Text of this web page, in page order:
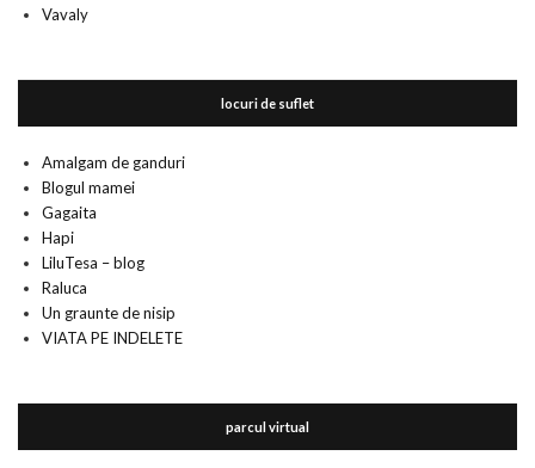
Vavaly
locuri de suflet
Amalgam de ganduri
Blogul mamei
Gagaita
Hapi
LiluTesa – blog
Raluca
Un graunte de nisip
VIATA PE INDELETE
parcul virtual